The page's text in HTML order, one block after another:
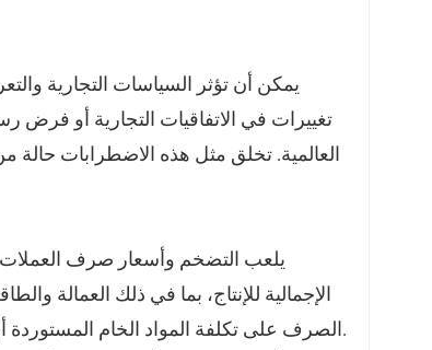
يمكن أن تؤثر السياسات التجارية
تغييرات في الاتفاقيات التجارية أو
العالمية. تخلق مثل هذه الاضطرابات حالة
يلعب التضخم وأسعار صرف العملات
الإجمالية للإنتاج، بما في ذلك العمالة
الصرف على تكلفة المواد الخام المستوردة أو منتجات الألومنيوم الجاهزة، مما يؤثر بشكل أكبر على أسعار علب الألومنيوم.